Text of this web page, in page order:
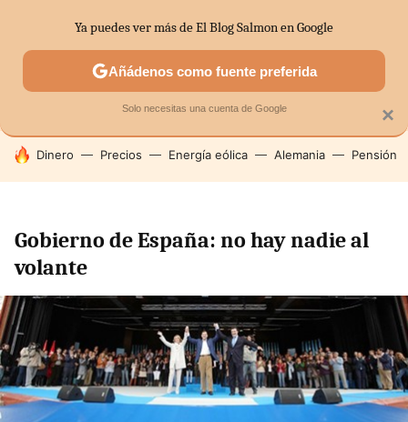
SECTORES ECONOMÍA DOMÉSTICA MERCADOS
HOY SE HABLA DE
Dinero Precios Energía eólica Alemania Pensión
Gobierno de España: no hay nadie al
volante
×
Ya puedes ver más de El Blog Salmon en Google
Añádenos como fuente preferida
Solo necesitas una cuenta de Google